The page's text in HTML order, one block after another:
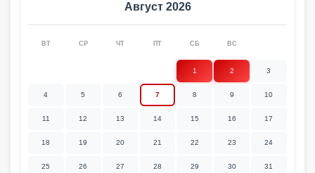
Август 2026
ВТ СР ЧТ ПТ СБ ВС
1 2 3
4 5 6 7 8 9 10
11 12 13 14 15 16 17
18 19 20 21 22 23 24
25 26 27 28 29 30 31